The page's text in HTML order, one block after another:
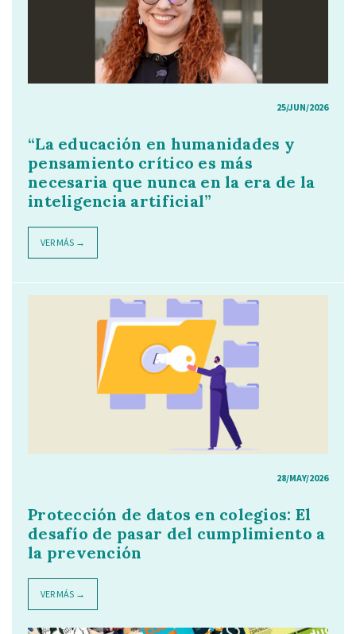
25/JUN/2026
“La educación en humanidades y
pensamiento crítico es más
necesaria que nunca en la era de la
inteligencia artificial”
VER MÁS →
28/MAY/2026
Protección de datos en colegios: El
desafío de pasar del cumplimiento a
la prevención
VER MÁS →